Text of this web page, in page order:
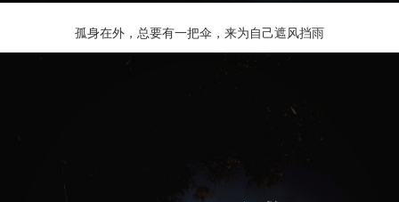
孤身在外，总要有一把伞，来为自己遮风挡雨